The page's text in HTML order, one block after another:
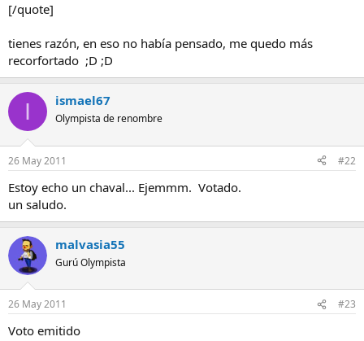
[/quote]
tienes razón, en eso no había pensado, me quedo más
recorfortado ;D ;D
I ismael67
Olympista de renombre
26 May 2011 #22
Estoy echo un chaval... Ejemmm. Votado.
un saludo.
malvasia55
Gurú Olympista
26 May 2011 #23
Voto emitido